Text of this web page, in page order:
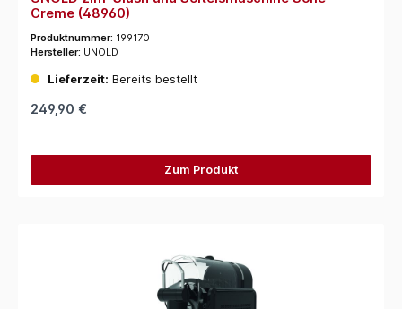
Creme (48960)
Produktnummer: 199170
Hersteller: UNOLD
Lieferzeit: Bereits bestellt
249,90 €
Zum Produkt